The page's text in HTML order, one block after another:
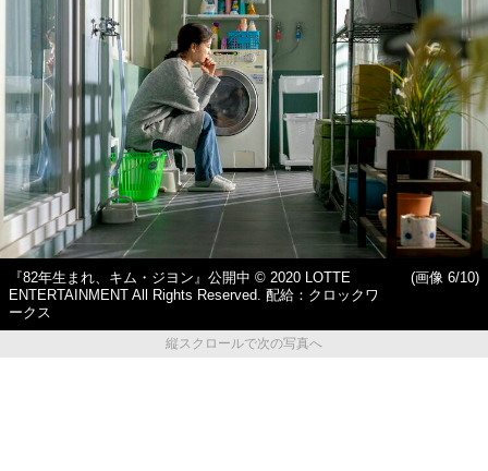
『82年生まれ、キム・ジヨン』公開中 © 2020 LOTTE
ENTERTAINMENT All Rights Reserved. 配給：クロックワ
ークス
(画像 6/10)
縦スクロールで次の写真へ